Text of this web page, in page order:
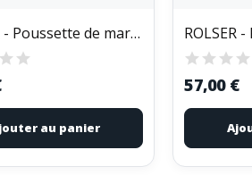
ROLSER - Poussette de marché 2 roues Jet ln Joy...
au panier
57,00 €